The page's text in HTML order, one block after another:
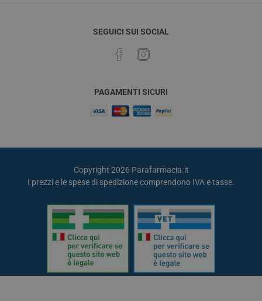
SEGUICI SUI SOCIAL
PAGAMENTI SICURI
Copyright 2026 Parafarmacia.it
I prezzi e le spese di spedizione comprendono IVA e tasse.